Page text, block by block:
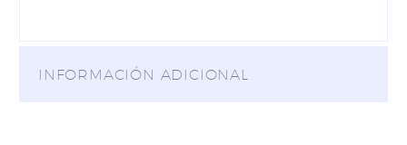
INFORMACIÓN ADICIONAL